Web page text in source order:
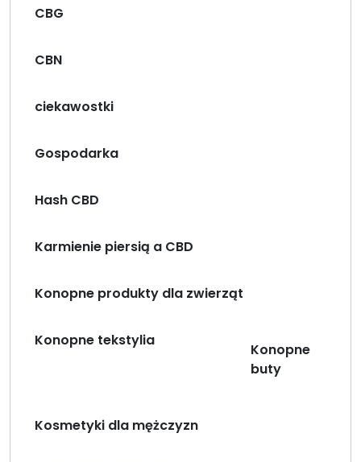
CBG
CBN
ciekawostki
Gospodarka
Hash CBD
Karmienie piersią a CBD
Konopne produkty dla zwierząt
Konopne tekstylia
Konopne
buty
Kosmetyki dla mężczyzn